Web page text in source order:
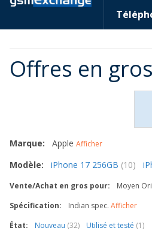
Offres en
Marque: Apple Afficher
Modèle: iPhone 17 256GB (10)
Vente/Achat en gros pour: Moyen
Spécification:
Indian spec. Afficher
État:
Nouveau (32) Utilisé et testé (1)